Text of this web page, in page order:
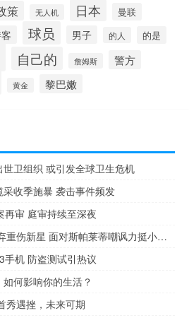
策 无人机 日本 曼联
球员 男子 的人 的是
自己的 詹姆斯 警方
黄金 黎巴嫩
卫组织 或引发全球卫生危机
收季施暴 袭击事件频发
再审 庭审持续至深夜
国米两大暖心举动 不放弃重伤新星 面对斯帕莱蒂嘲讽力挺小因扎吉
手机 防盗测试引热议
何影响你的生活？
秀遇挫，未来可期